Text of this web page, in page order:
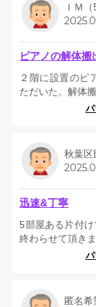
ＩＭ
ピアノの解体搬
２階に設置のピ
ただいた。解体
秋葉区
迅速&丁寧
5部屋ある片付
終わらせて頂き
匿名希